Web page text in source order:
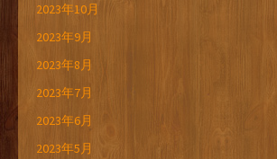
2023年10月
2023年9月
2023年8月
2023年7月
2023年6月
2023年5月